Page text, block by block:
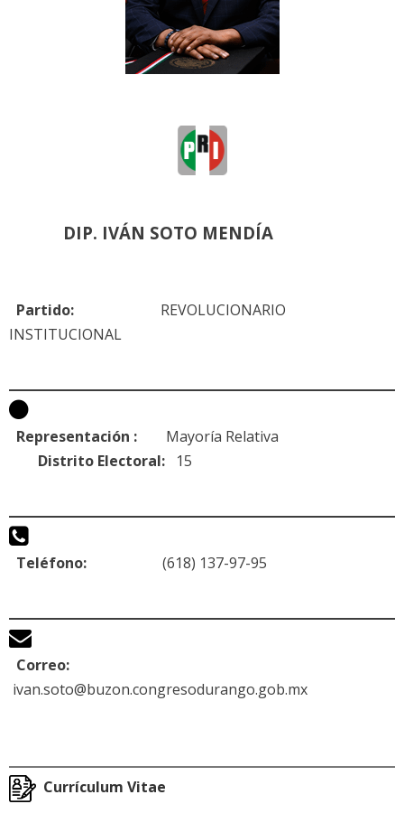
DIP. IVÁN SOTO MENDÍA
Partido: REVOLUCIONARIO
INSTITUCIONAL
Representación : Mayoría Relativa
Distrito Electoral: 15
Teléfono: (618) 137-97-95
Correo:
ivan.soto@buzon.congresodurango.gob.mx
Currículum Vitae